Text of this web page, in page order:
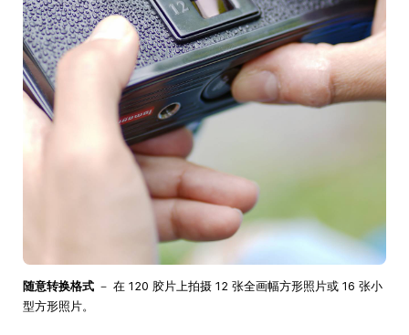
随意转换格式 － 在 120 胶片上拍摄 12 张全画幅方形照片或 16 张小
型方形照片。